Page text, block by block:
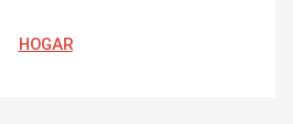
HOGAR